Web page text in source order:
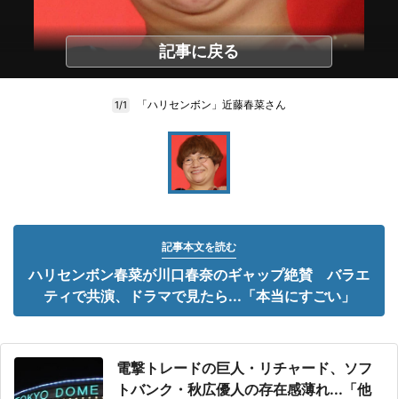
記事に戻る
1/1 「ハリセンボン」近藤春菜さん
記事本文を読む
ハリセンボン春菜が川口春奈のギャップ絶賛 バラエ
ティで共演、ドラマで見たら...「本当にすごい」
電撃トレードの巨人・リチャード、ソフ
トバンク・秋広優人の存在感薄れ...「他